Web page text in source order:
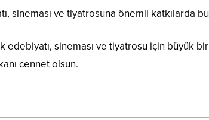
sineması ve tiyatrosuna önemli katkılarda
edebiyatı, sineması ve tiyatrosu için büyük
cennet olsun.